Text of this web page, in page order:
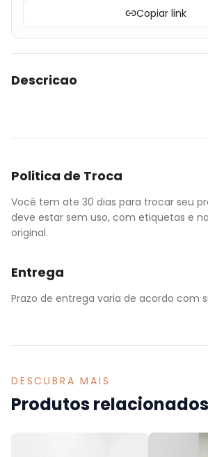
Copiar link
Descricao
Politica de Troca
Você tem ate 30 dias para trocar seu
deve estar sem uso, com etiquetas e
original.
Entrega
Prazo de entrega varia de acordo com
DESCUBRA MAIS
Produtos relacionados